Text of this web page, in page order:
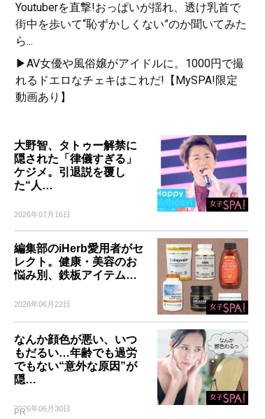
Youtuberを直撃!おっぱいが揺れ、透け乳首で
街中を歩いて“恥ずかしくない”のか聞いてみた
ら...
▶AV女優や風俗嬢がアイドルに。1000円で撮
れるドエロなチェキはこれだ!【MySPA!限定
動画あり】
大野智、タトゥー解禁に
隠された「律儀すぎる」
ケジメ。引退説を覆し
た“人…
2026年07月16日
編集部のiHerb愛用者がセ
レクト。健康・美容のお
悩み別、鉄板アイテム…
2026年06月22日
なんか顔色が悪い、いつ
もだるい…年齢でも過労
でもない“意外な原因”が
隠…
2026年06月30日
PR